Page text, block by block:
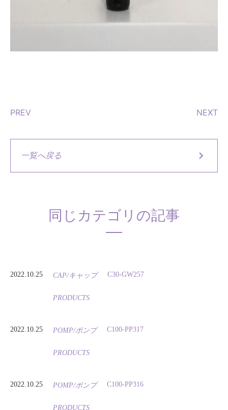
PREV NEXT
一覧へ戻る
同じカテゴリの記事
2022.10.25 CAP/キャップ
PRODUCTS
C30-GW257
2022.10.25 POMP/ポンプ
PRODUCTS
C100-PP317
2022.10.25 POMP/ポンプ
PRODUCTS
C100-PP316